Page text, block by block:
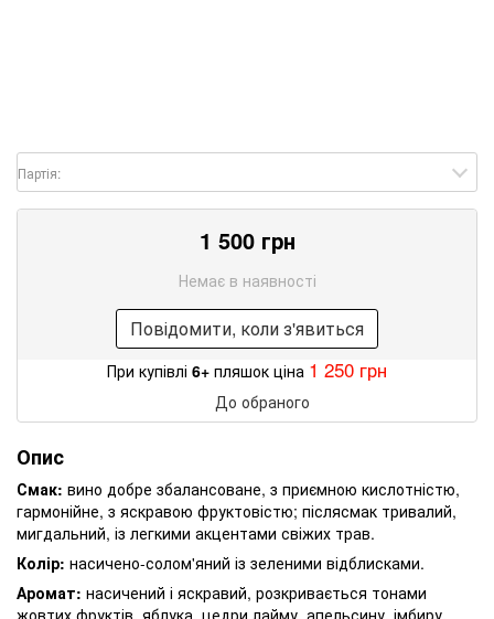
Партія:
1 500 грн
Немає в наявності
Повідомити, коли з'явиться
При купівлі 6+ пляшок ціна 1 250 грн
До обраного
Опис
Смак: вино добре збалансоване, з приємною кислотністю,
гармонійне, з яскравою фруктовістю; післясмак тривалий,
мигдальний, із легкими акцентами свіжих трав.
Колір: насичено-солом'яний із зеленими відблисками.
Аромат: насичений і яскравий, розкривається тонами
жовтих фруктів, яблука, цедри лайму, апельсину, імбиру,